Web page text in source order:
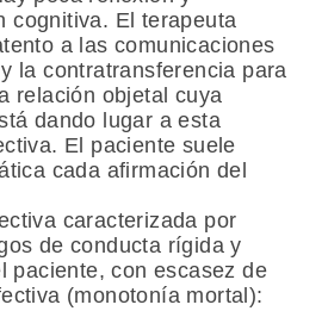
cognitiva. El terapeuta
a las comunicaciones
la contratransferencia para
relación objetal cuya
dando lugar a esta
El paciente suele
cada afirmación del
caracterizada por
de conducta rígida y
paciente, con escasez de
(monotonía mortal):